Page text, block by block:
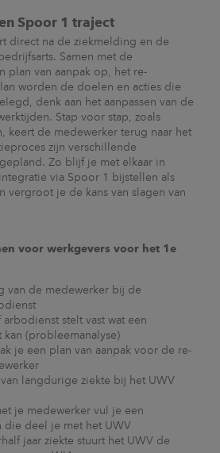
Spoor 1 traject
direct na de ziekmelding en de
Samen met de
plan van aanpak op, het re-
worden de doelen en acties die
denk aan het aanpassen van de
Stap voor stap, zoals
keert de medewerker terug naar het
zijn verschillende
Zo blijf je met elkaar in
via Spoor 1 bijstellen als
vergroot je de kans van slagen van
voor werkgevers voor het 1e
van de medewerker bij de
arbodienst stelt vast wat een
(probleemanalyse)
je een plan van aanpak voor de re-
langdurige ziekte bij het UWV
je medewerker vul je een
die deel je met het UWV
jaar ziekte stuurt het UWV de